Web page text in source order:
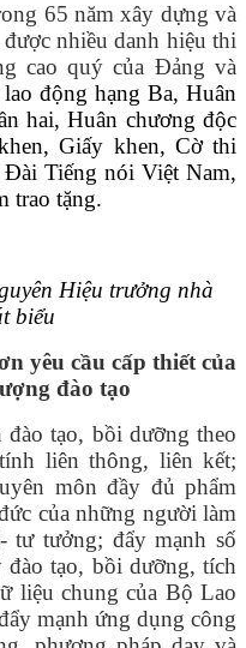
65 năm xây dựng và
nhiều danh hiệu thi
cao quý của Đảng và
động hạng Ba, Huân
hai, Huân chương độc
Giấy khen, Cờ thi
Đài Tiếng nói Việt Nam,
trao tặng.
Hiệu trưởng nhà
biểu
yêu cầu cấp thiết của
đào tạo
tạo, bồi dưỡng theo
liên thông, liên kết;
môn đầy đủ phẩm
của những người làm
tư tưởng; đẩy mạnh số
tạo, bồi dưỡng, tích
liệu chung của Bộ Lao
mạnh ứng dụng công